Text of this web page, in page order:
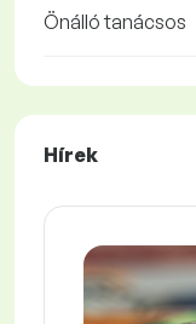
Önálló tanácsos
Hírek